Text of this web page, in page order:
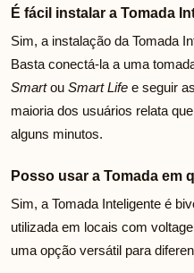
É fácil instalar a Tomada
Sim, a instalação da Tomada
Basta conectá-la a uma
Smartou Smart Life e seguir
maioria dos usuários relata
alguns minutos.
Posso usar a Tomada em
Sim, a Tomada Inteligente é
utilizada em locais com
uma opção versátil para